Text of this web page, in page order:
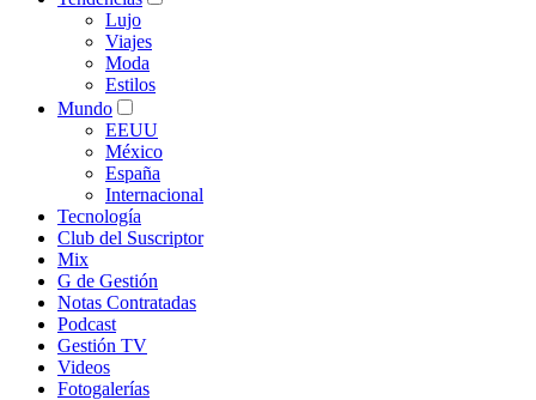
Lujo
Viajes
Moda
Estilos
Mundo
EEUU
México
España
Internacional
Tecnología
Club del Suscriptor
Mix
G de Gestión
Notas Contratadas
Podcast
Gestión TV
Videos
Fotogalerías